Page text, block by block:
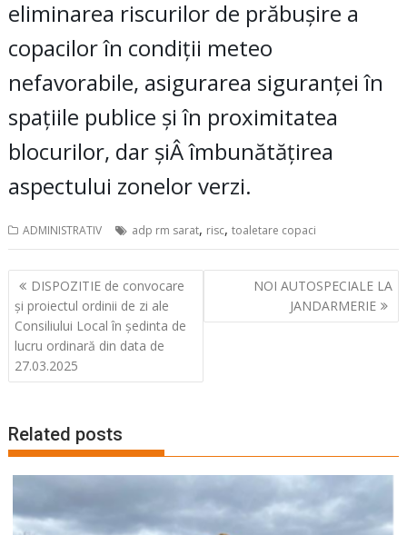
eliminarea riscurilor de prăbușire a
copacilor în condiții meteo
nefavorabile, asigurarea siguranței în
spațiile publice și în proximitatea
blocurilor, dar șiÂ îmbunătățirea
aspectului zonelor verzi.
ADMINISTRATIV adp rm sarat, risc,toaletare copaci
Navigare
în
articole
DISPOZITIE de convocare
și proiectul ordinii de zi ale
Consiliului Local în ședinta de
lucru ordinară din data de
27.03.2025
NOI AUTOSPECIALE LA
JANDARMERIE
Related posts